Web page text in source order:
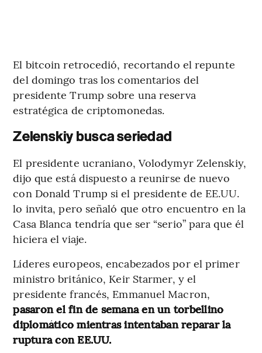
El bitcoin retrocedió, recortando el repunte
del domingo tras los comentarios del
presidente Trump sobre una reserva
estratégica de criptomonedas.
Zelenskiy busca seriedad
El presidente ucraniano, Volodymyr Zelenskiy,
dijo que está dispuesto a reunirse de nuevo
con Donald Trump si el presidente de EE.UU.
lo invita, pero señaló que otro encuentro en la
Casa Blanca tendría que ser “serio” para que él
hiciera el viaje.
Líderes europeos, encabezados por el primer
ministro británico, Keir Starmer, y el
presidente francés, Emmanuel Macron,
pasaron el fin de semana en un torbellino
diplomático mientras intentaban reparar la
ruptura con EE.UU.